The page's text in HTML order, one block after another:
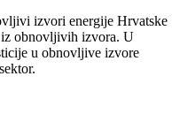
izvori energije Hrvatske
iz obnovljivih izvora. U
u obnovljive izvore